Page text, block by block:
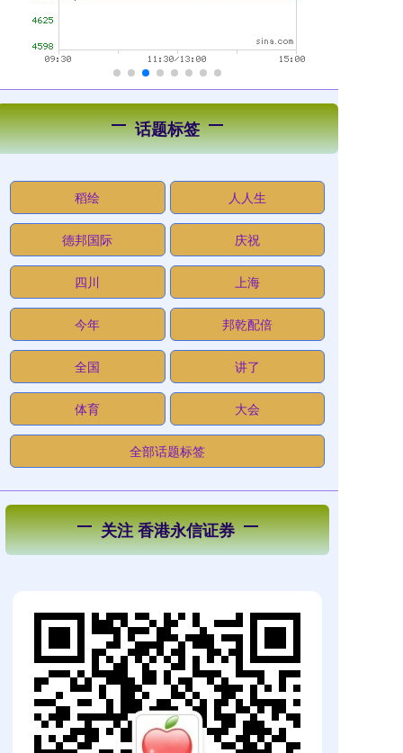
话题标签
稻绘 人人生
德邦国际 庆祝
四川 上海
今年 邦乾配倍
全国 讲了
体育 大会
全部话题标签
关注 香港永信证券